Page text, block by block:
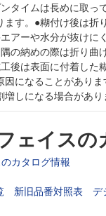
タイムは長めに取
ます。●糊付け後は折
アーや水分が抜けに
の納めの際は折り曲
後は表面に付着した
因になることがあり
しになる場合があり
ェイスの
新旧品番対照表 デ